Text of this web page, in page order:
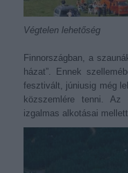
Végtelen lehetőség
Finnországban, a
házat”. Ennek
fesztivált, júniusig még
közszemlére tenni. Az
izgalmas alkotásai